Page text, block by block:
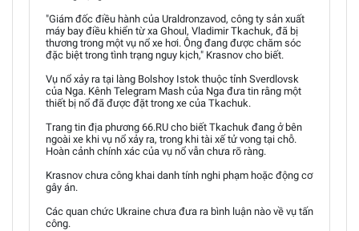
"Giám đốc điều hành của Uraldronzavod, công ty sản xuất
máy bay điều khiển từ xa Ghoul, Vladimir Tkachuk, đã bị
thương trong một vụ nổ xe hơi. Ông đang được chăm sóc
đặc biệt trong tình trạng nguy kịch," Krasnov cho biết.
Vụ nổ xảy ra tại làng Bolshoy Istok thuộc tỉnh Sverdlovsk
của Nga. Kênh Telegram Mash của Nga đưa tin rằng một
thiết bị nổ đã được đặt trong xe của Tkachuk.
Trang tin địa phương 66.RU cho biết Tkachuk đang ở bên
ngoài xe khi vụ nổ xảy ra, trong khi tài xế tử vong tại chỗ.
Hoàn cảnh chính xác của vụ nổ vẫn chưa rõ ràng.
Krasnov chưa công khai danh tính nghi phạm hoặc động cơ
gây án.
Các quan chức Ukraine chưa đưa ra bình luận nào về vụ tấn
công.